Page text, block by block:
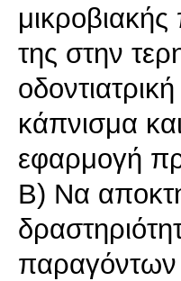
της στην
κάπνισμα
εφαρμογή
Β) Να
παραγόντων